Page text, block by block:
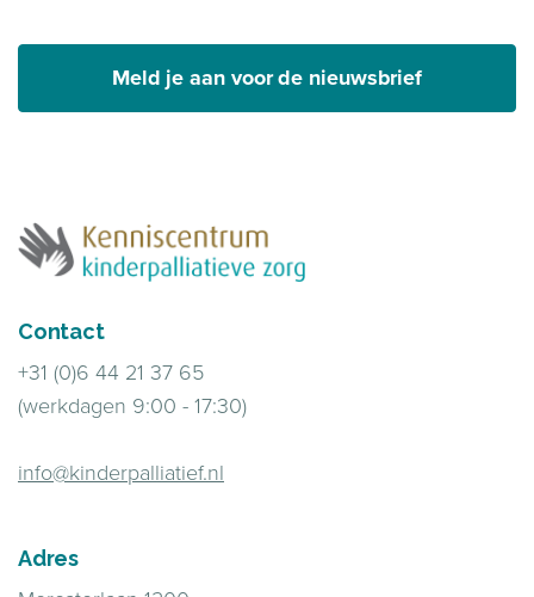
Meld je aan voor de nieuwsbrief
Contact
+31 (0)6 44 21 37 65
(werkdagen 9:00 - 17:30)
info@kinderpalliatief.nl
Adres